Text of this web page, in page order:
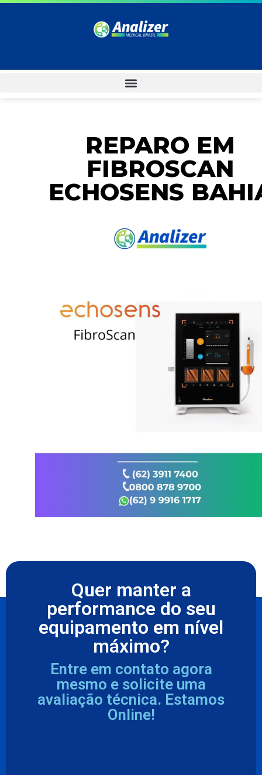
REPARO EM
FIBROSCAN
ECHOSENS
Quer manter a
performance do seu
equipamento em nível
máximo?
Entre em contato agora
mesmo e solicite uma
avaliação técnica. Estamos
Online!